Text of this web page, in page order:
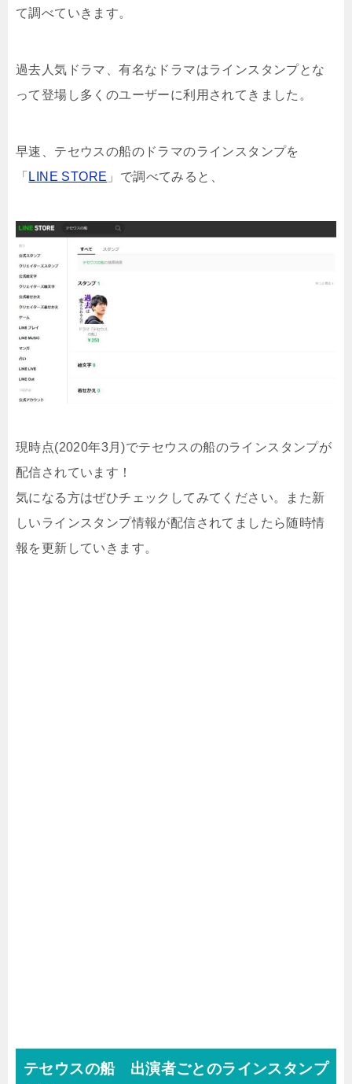
て調べていきます。
過去人気ドラマ、有名なドラマはラインスタンプとな
って登場し多くのユーザーに利用されてきました。
早速、テセウスの船のドラマのラインスタンプを
「 LINE STORE 」で調べてみると、
現時点(2020年3月)でテセウスの船のラインスタンプが
配信されています！
気になる方はぜひチェックしてみてください。また新
しいラインスタンプ情報が配信されてましたら随時情
報を更新していきます。
テセウスの船 出演者ごとのラインスタンプ